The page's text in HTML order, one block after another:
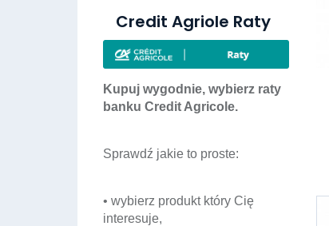
Credit Agriole Raty
Kupuj wygodnie, wybierz raty
banku Credit Agricole.
Sprawdź jakie to proste:
• wybierz produkt który Cię
interesuje,